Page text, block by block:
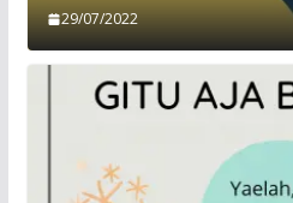
29/07/2022